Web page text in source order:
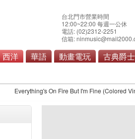
台北門市營業時間
12:00~22:00 每週一公休
電話: (02)2312-2251
信箱:
西洋 華語 動畫電玩 古典爵士
Everything's On Fire But I'm Fine (Colored